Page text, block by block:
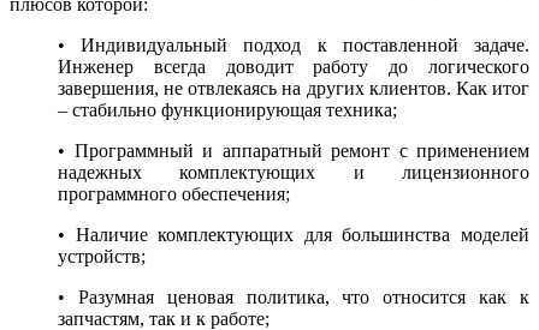
• Индивидуальный подход к поставленной задаче.
Инженер всегда доводит работу до логического
завершения, не отвлекаясь на других клиентов. Как итог
– стабильно функционирующая техника;
• Программный и аппаратный ремонт с применением
надежных комплектующих и лицензионного
программного обеспечения;
• Наличие комплектующих для большинства моделей
устройств;
• Разумная ценовая политика, что относится как к
запчастям, так и к работе;